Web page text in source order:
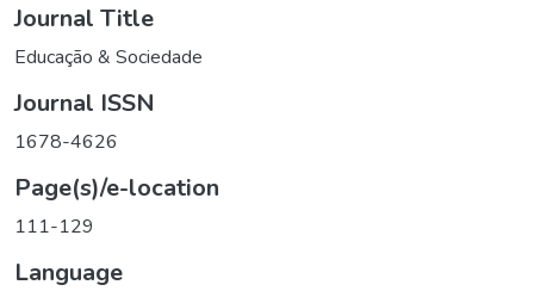
Journal Title
Educação & Sociedade
Journal ISSN
1678-4626
Page(s)/e-location
111-129
Language